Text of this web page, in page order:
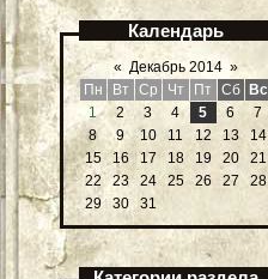
Календарь
« Декабрь 2014 »
Пн
Вт Ср Чт Пт Сб Вс
1
2 3 4 5 6
7
8
9 10 11 12 13
14
15
16 17 18 19 20
21
22
23 24 25 26 27
28
29
30 31